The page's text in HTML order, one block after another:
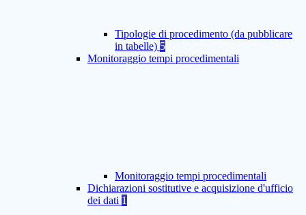
Tipologie di procedimento (da pubblicare
in tabelle) 5
Monitoraggio tempi procedimentali
Monitoraggio tempi procedimentali
Dichiarazioni sostitutive e acquisizione d'ufficio
dei dati 1